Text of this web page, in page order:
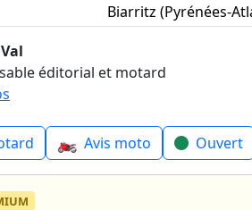
Biarritz (Pyrénées-
éditorial et motard
🏍️ Avis moto Ouvert